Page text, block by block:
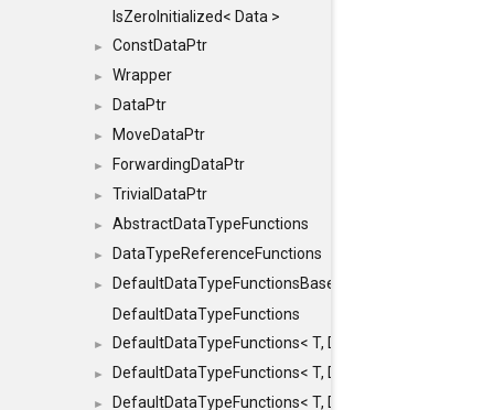
IsZeroInitialized< Data >
► ConstDataPtr
► Wrapper
► DataPtr
► MoveDataPtr
► ForwardingDataPtr
► TrivialDataPtr
► AbstractDataTypeFunctions
► DataTypeReferenceFunctions
►
DefaultDataTypeFunctionsBase
DefaultDataTypeFunctions
► DefaultDataTypeFunctions< T,
► DefaultDataTypeFunctions< T,
► DefaultDataTypeFunctions< T, DATATYPEMODE::BIG >